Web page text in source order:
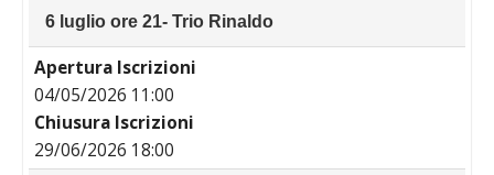
6 luglio ore 21- Trio Rinaldo
Apertura Iscrizioni
04/05/2026 11:00
Chiusura Iscrizioni
29/06/2026 18:00